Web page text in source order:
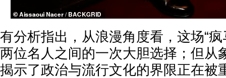
有分析指出，从浪漫角度看，这场“
两位名人之间的一次大胆选择；但从
揭示了政治与流行文化的界限正在被